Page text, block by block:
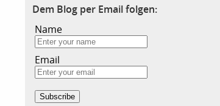
Dem Blog per Email folgen:
Name
Email